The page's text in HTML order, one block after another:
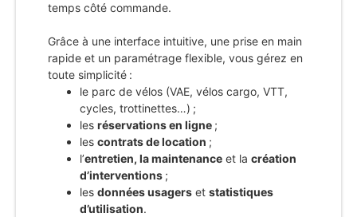
temps côté commande.
Grâce à une interface intuitive, une prise en main
rapide et un paramétrage flexible, vous gérez en
toute simplicité :
le parc de vélos (VAE, vélos cargo, VTT,
cycles, trottinettes…) ;
les réservations en ligne ;
les contrats de location ;
l’entretien, la maintenance et la création
d’interventions ;
les données usagers et statistiques
d’utilisation.